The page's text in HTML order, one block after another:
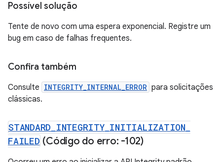
Possível solução
Tente de novo com uma espera exponencial. Registre um
bug em caso de falhas frequentes.
Confira também
Consulte INTEGRITY_INTERNAL_ERROR para solicitações
clássicas.
STANDARD INTEGRITY_ INITIALIZATION
FAILED (Código do erro: -102)